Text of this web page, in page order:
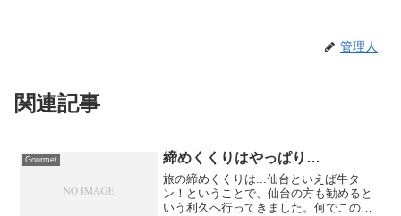
管理人
関連記事
Gourmet 締めくくりはやっぱり…
旅の締めくくりは...仙台といえば牛タ
ン！ということで、仙台の方も勧めると
いう利久へ行ってきました。何でこの店